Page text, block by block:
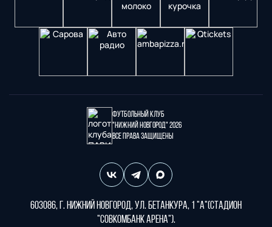
Футбольный клуб
"Нижний Новгород" 2026
Все права защищены
603086, г. Нижний Новгород, ул. Бетанкура, 1 "А"(стадион
"СОВКОМБАНК АРЕНА").